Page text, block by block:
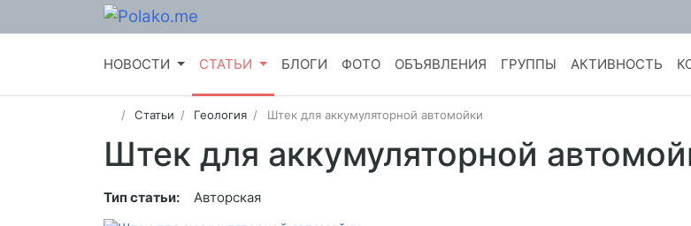
НОВОСТИ СТАТЬИ БЛОГИ ФОТО ОБЪЯВЛЕНИЯ ГРУППЫ АКТИВНОСТЬ
Статьи Геология Штек для аккумуляторной автомойки
Штек для аккумуляторной
Тип статьи: Авторская